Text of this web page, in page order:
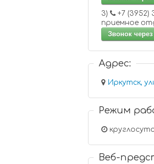
3)
+7 (3952) 30-04-46 детское
приемное
Звонок через
Адрес:
Иркутск,
Режим
Веб-